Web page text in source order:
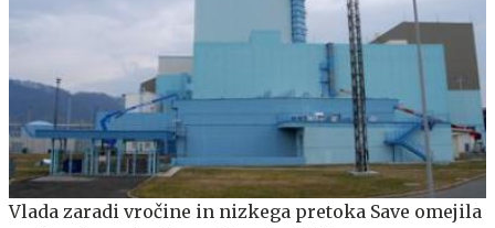
Vlada zaradi vročine in nizkega pretoka Save omejila